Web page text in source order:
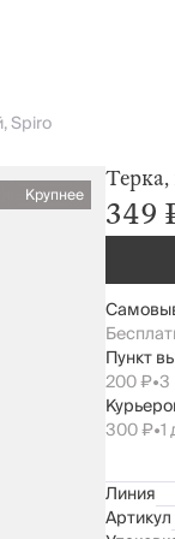
Spiro
Крупнее
Терка,
349
Пункт
200 ₽•3
300 ₽•1
Линия
Артикул